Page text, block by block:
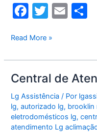
F
c
e
b
o
o
k
T
itt
er
E
l
e
Conserto
e
seca
Lg
12Kg
WD1252RD(A)
Read More »
Central de
Lg Assistência / Por
lg,autorizado lg, brooklin
eletrodomésticos lg,
atendimento Lg